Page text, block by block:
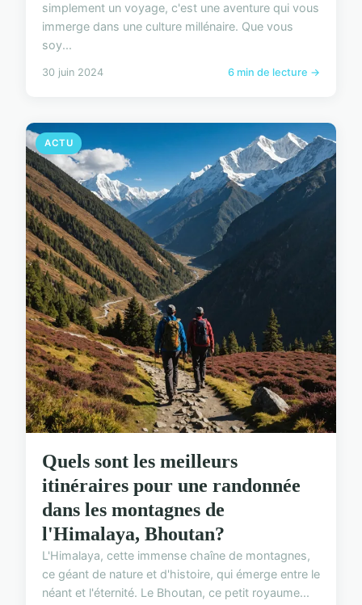
simplement un voyage, c'est une aventure qui vous
immerge dans une culture millénaire. Que vous
soy...
30 juin 2024 6 min de lecture →
ACTU
Quels sont les meilleurs
itinéraires pour une randonnée
dans les montagnes de
l'Himalaya, Bhoutan?
L'Himalaya, cette immense chaîne de montagnes,
ce géant de nature et d'histoire, qui émerge entre le
néant et l'éternité. Le Bhoutan, ce petit royaume...